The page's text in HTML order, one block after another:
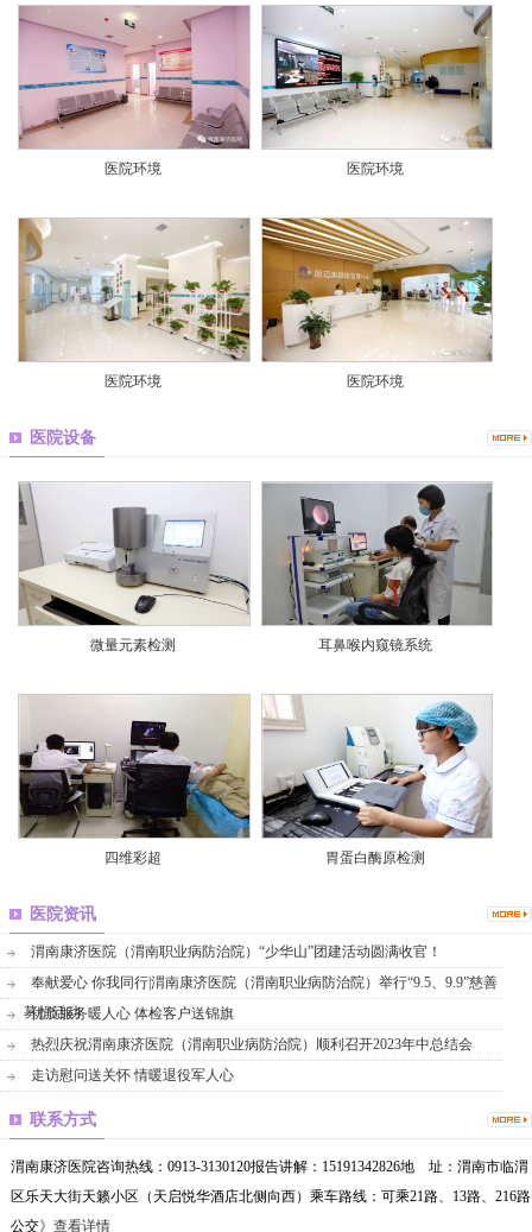
医院环境 医院环境
医院环境 医院环境
医院设备
微量元素检测 耳鼻喉内窥镜系统
四维彩超 胃蛋白酶原检测
医院资讯
渭南康济医院（渭南职业病防治院）“少华山”团建活动圆满收官！
奉献爱心 你我同行|渭南康济医院（渭南职业病防治院）举行“9.5、9.9”慈善
募捐活动
优质服务暖人心 体检客户送锦旗
热烈庆祝渭南康济医院（渭南职业病防治院）顺利召开2023年中总结会
走访慰问送关怀 情暖退役军人心
联系方式
渭南康济医院咨询热线：0913-3130120报告讲解：15191342826地 址：渭南市临渭
区乐天大街天籁小区（天启悦华酒店北侧向西）乘车路线：可乘21路、13路、216路
公交》查看详情